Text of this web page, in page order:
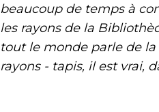
beaucoup de temps à
les rayons de la
tout le monde parle de la
rayons - tapis, il est vrai,